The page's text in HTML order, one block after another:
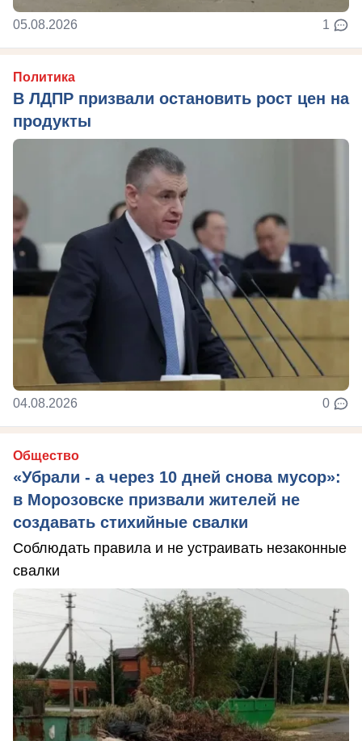
05.08.2026 1
Политика
В ЛДПР призвали остановить рост цен на
продукты
04.08.2026 0
Общество
«Убрали - а через 10 дней снова мусор»:
в Морозовске призвали жителей не
создавать стихийные свалки
Соблюдать правила и не устраивать незаконные
свалки